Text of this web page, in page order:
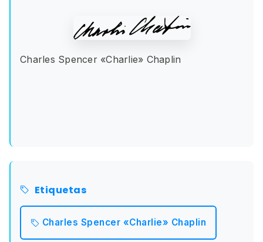
Charles Spencer «Charlie» Chaplin
Etiquetas
Charles Spencer «Charlie» Chaplin